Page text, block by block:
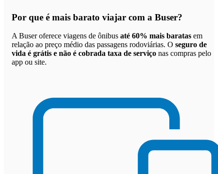
Por que é mais barato viajar com a Buser?
A Buser oferece viagens de ônibus até 60% mais baratas em
relação ao preço médio das passagens rodoviárias. O seguro de
vida é grátis e não é cobrada taxa de serviço nas compras pelo
app ou site.